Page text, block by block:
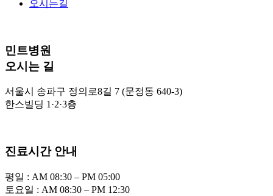
오시는길
민트병원
오시는 길
서울시 송파구 정의로8길 7 (문정동 640-3)
한스빌딩 1·2·3층
진료시간 안내
평일 : AM 08:30 – PM 05:00
토요일 : AM 08:30 – PM 12:30